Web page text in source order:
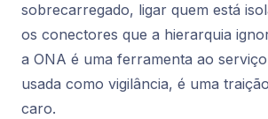
sobrecarregado, ligar quem está
os conectores que a hierarquia
a ONA é uma ferramenta ao
usada como vigilância, é uma
caro.